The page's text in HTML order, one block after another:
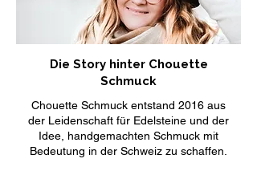
Die Story hinter Chouette
Schmuck
Chouette Schmuck entstand 2016 aus
der Leidenschaft für Edelsteine und der
Idee, handgemachten Schmuck mit
Bedeutung in der Schweiz zu schaffen.